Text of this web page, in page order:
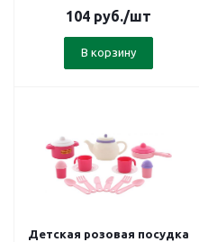
104 руб./шт
В корзину
Детская розовая посудка